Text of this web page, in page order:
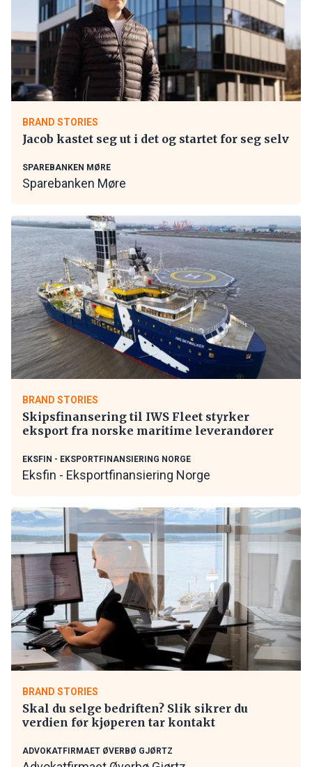
BRAND STORIES
Jacob kastet seg ut i det og startet for seg selv
SPAREBANKEN MØRE
Sparebanken Møre
BRAND STORIES
Skipsfinansering til IWS Fleet styrker
eksport fra norske maritime leverandører
EKSFIN - EKSPORTFINANSIERING NORGE
Eksfin - Eksportfinansiering Norge
BRAND STORIES
Skal du selge bedriften? Slik sikrer du
verdien før kjøperen tar kontakt
ADVOKATFIRMAET ØVERBØ GJØRTZ